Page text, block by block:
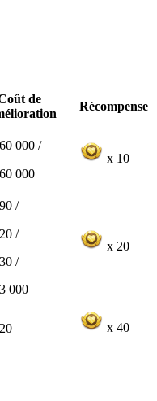
de
Récompense
000 /
000
x 10
/
/
/
000
x 20
x 40